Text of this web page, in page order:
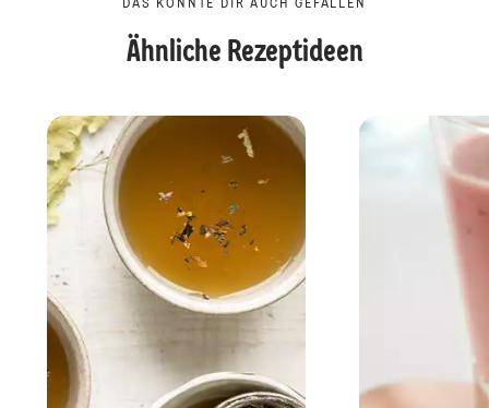
DAS KÖNNTE DIR AUCH GEFALLEN
Ähnliche Rezeptideen